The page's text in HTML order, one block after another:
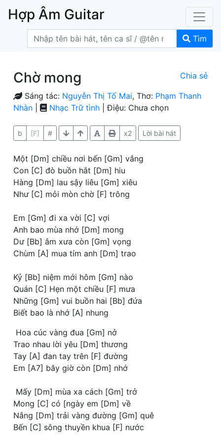
Hợp Âm Guitar
Tìm
Chờ mong Chia sẻ
Sáng tác: Nguyễn Thị Tố Mai, Thơ: Phạm Thanh
Nhàn
Nhạc Trữ tình | Điệu: Chưa chọn
b [F] # x2 Lời bài hát
Một [Dm] chiều nơi bến [Gm] vắng
Con [C] đò buồn hắt [Dm] hiu
Hàng [Dm] lau sậy liêu [Gm] xiêu
Như [C] mỏi mòn chờ [F] trông
Em [Gm] đi xa vời [C] vợi
Anh bao mùa nhớ [Dm] mong
Dư [Bb] âm xưa còn [Gm] vọng
Chùm [A] mua tím anh [Dm] trao
Kỷ [Bb] niệm mới hôm [Gm] nào
Quán [C] Hẹn một chiều [F] mưa
Những [Gm] vui buồn hai [Bb] đứa
Biết bao là nhớ [A] nhung
Hoa cúc vàng đua [Gm] nở
Trao nhau lời yêu [Dm] thương
Tay [A] đan tay trên [F] đường
Em [A7] bây giờ còn [Dm] nhớ
Mấy [Dm] mùa xa cách [Gm] trở
Mong [C] có [ngày em [Dm] về
Nắng [Dm] trải vàng đường [Gm] quê
Bến [C] sông thuyền khua [F] nước